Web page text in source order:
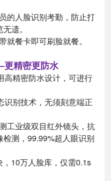
的人脸识别考勤，防止打
遗。
就餐卡即可刷脸就餐。
精密更防水
高精密防水设计，可进行
识别技术，无须刻意端正
工业级双目红外镜头，抗
测，99.99%超人眼识别
10万人脸库，仅需0.1s